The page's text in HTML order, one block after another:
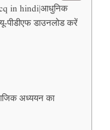
in hindi|आधुनिक
पीडीएफ डाउनलोड करें
अध्ययन का